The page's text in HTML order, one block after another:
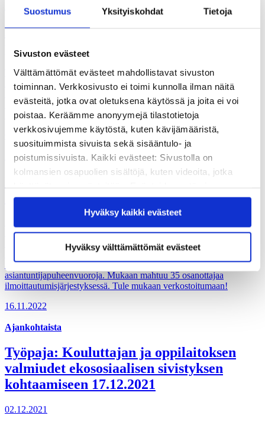
Suostumus Yksityiskohdat Tietoja
Sivuston evästeet
Välttämättömät evästeet mahdollistavat sivuston
toiminnan. Verkkosivusto ei toimi kunnolla ilman näitä
evästeitä, jotka ovat oletuksena käytössä ja joita ei voi
poistaa. Keräämme anonyymejä tilastotietoja
verkkosivujemme käytöstä, kuten kävijämääristä,
suosituimmista sivuista sekä sisääntulo- ja
poistumissivuista. Kaikki evästeet: Sivustolla on
kolmansien osapuolien sisältöjä, kuten videoita, jotka
saattaa estää näiden sisältöjen näkymisen.
Hyväksymällä kaikki evästeet varmistat, että kaikki
sisältö on käytettävissäsi.
Hyväksy kaikki evästeet
Hyväksy välttämättömät evästeet
Ajankohtaista
Helsinki-päivänä Sopen kevätkauden
päättäjäiset
Tiedekeskus Soppi jää juhannusviikolla kesätauolle. Ennen
kesätaukoa ehtii vielä hyvin tutustua tiedekeskuksen ajankohtaiseen
Helsinki-päivänä 12.6.2026 Sopessa on ilmainen sisäänpääsy ja
maksuttomia opastuskierroksia.
05.06.2026
Ajankohtaista
Kohti kestävää kulttuuria – maksuton
koulutuspäivä 2.12.2022
Kiinnostaisiko sinua kouluttajana kokeilla uutta ekososiaalisen
sivistyksen edistämiseen tarkoitettua koulutusmallia? Perjantaina
2.12.2022 G Livelabissa Helsingissä järjestettävä ekologisen
ajattelun koulutuspäivä tarjoaa työpajoja, pohdintaa, ratkaisuja ja
asiantuntijapuheenvuoroja. Mukaan mahtuu 35 osanottajaa
ilmoittautumisjärjestyksessä. Tule mukaan verkostoitumaan!
16.11.2022
Ajankohtaista
Työpaja: Kouluttajan ja oppilaitoksen
valmiudet ekososiaalisen sivistyksen
kohtaamiseen 17.12.2021
02.12.2021